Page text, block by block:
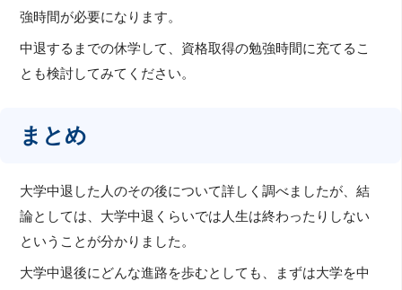
強時間が必要になります。
中退するまでの休学して、資格取得の勉強時間に充てるこ
とも検討してみてください。
まとめ
大学中退した人のその後について詳しく調べましたが、結
論としては、大学中退くらいでは人生は終わったりしない
ということが分かりました。
大学中退後にどんな進路を歩むとしても、まずは大学を中